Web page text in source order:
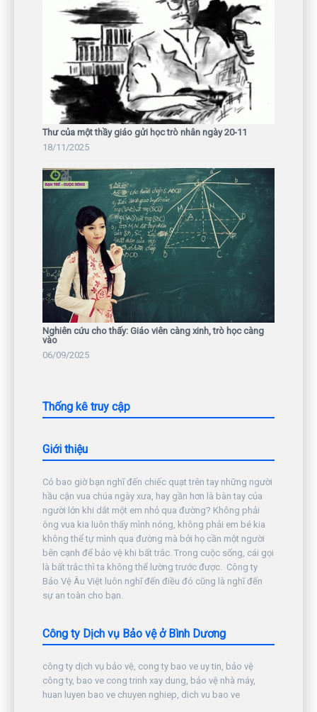
Thư của một thầy giáo gửi học trò nhân ngày 20-11
18/11/2025
Nghiên cứu cho thấy: Giáo viên càng xinh, trò học càng
vào
06/09/2025
Thống kê truy cập
Giới thiệu
Có bao giờ bạn nghĩ đến chiếc quạt trên tay những người
hầu cận vua chúa ngày xưa, hay gần hơn là bàn tay của
người lớn khi dắt một em nhỏ qua đường? Không phải
ông vua kia luôn thấy mình nóng, không phải em bé kia
không thể tự mình qua đường mà bởi họ cần một người
bên cạnh để bảo vệ khi bất trắc. Trong cuộc sống, cái gọi
là bất trắc thì ta không thể lường trước được. Công ty
Bảo Vệ Âu Việt luôn nghĩ đến điều đó cũng là nghĩ đến
sự an toàn cho bạn.
Công ty Dịch vụ Bảo vệ ở Bình Dương
công ty dịch vụ bảo vệ, cong ty bao ve uy tin, bảo vệ
công ty, bao ve cong trinh xay dung, bảo vệ nhà máy,
huan luyen bao ve chuyen nghiep, dich vu bao ve